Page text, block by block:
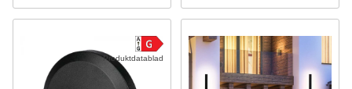
Produktdatablad